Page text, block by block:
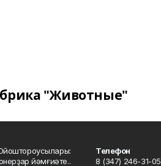
"Животные"
йәмғиәте..
Телефон
8 (347) 246-31-05